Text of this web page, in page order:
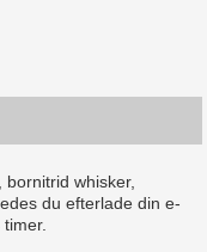
whisker,
du efterlade din e-